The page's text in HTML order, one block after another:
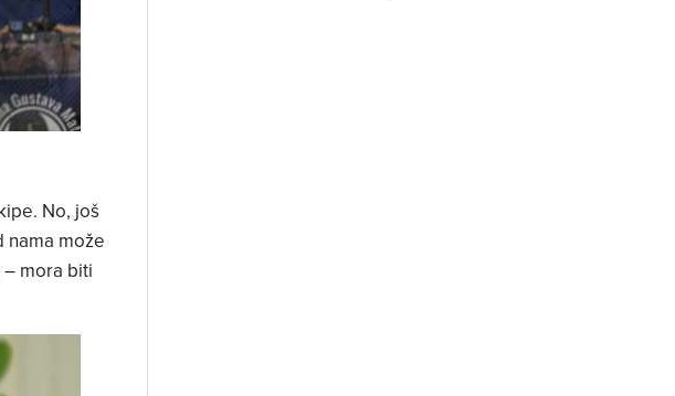
No, još
nama može
mora biti